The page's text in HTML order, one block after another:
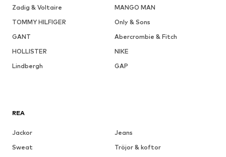
Zadig & Voltaire
MANGO MAN
TOMMY HILFIGER
Only & Sons
GANT
Abercrombie & Fitch
HOLLISTER
NIKE
Lindbergh
GAP
REA
Jackor
Jeans
Sweat
Tröjor & koftor